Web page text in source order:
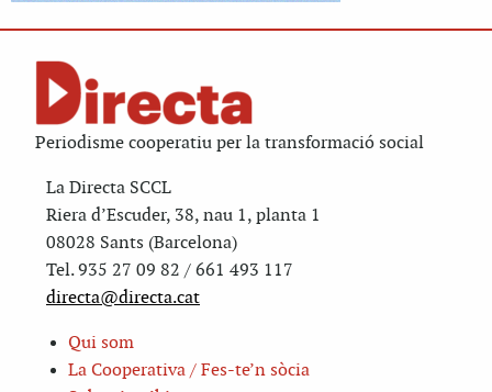
Periodisme cooperatiu per la transformació social
La Directa SCCL
Riera d’Escuder, 38, nau 1, planta 1
08028 Sants (Barcelona)
Tel. 935 27 09 82 / 661 493 117
directa@directa.cat
Qui som
La Cooperativa / Fes-te’n sòcia